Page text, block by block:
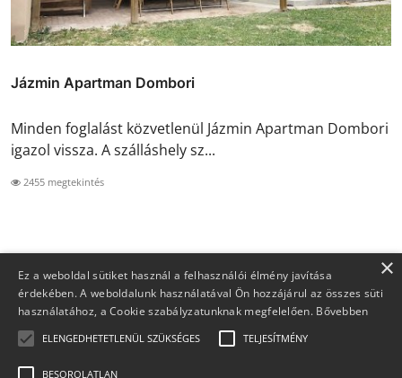
Jázmin Apartman Dombori
Minden foglalást közvetlenül Jázmin Apartman Dombori
igazol vissza. A szálláshely sz...
2455 megtekintés
×
Ez a weboldal sütiket használ a felhasználói élmény javítása
érdekében. A weboldalunk használatával Ön hozzájárul az összes süti
használatához, a Cookie szabályzatunknak megfelelően. Bővebben
ELENGEDHETETLENÜL SZÜKSÉGES TELJESÍTMÉNY
BESOROLATLAN